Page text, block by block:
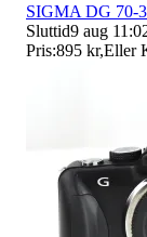
SIGMA DG 70-
Sluttid9 aug
Pris:895 kr,Eller